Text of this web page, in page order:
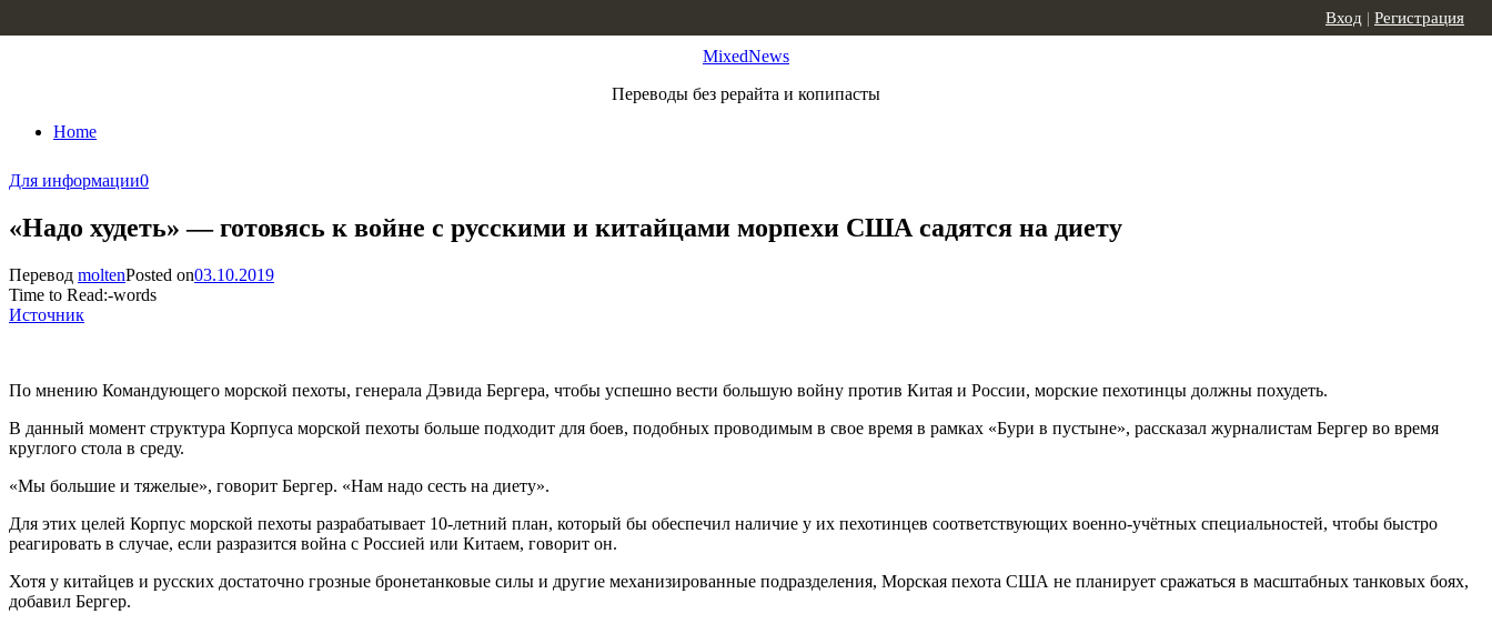
MixedNews
Переводы без рерайта и копипасты
Home
Вход | Регистрация
Для информации0
«Надо худеть» — готовясь к войне с русскими и китайцами морпехи США садятся на диету
Перевод moltenPosted on03.10.2019
Time to Read:-words
Источник
По мнению Командующего морской пехоты, генерала Дэвида Бергера, чтобы успешно вести большую войну против Китая и России, морские пехотинцы должны похудеть.
В данный момент структура Корпуса морской пехоты больше подходит для боев, подобных проводимым в свое время в рамках «Бури в пустыне», рассказал журналистам Бергер во время
круглого стола в среду.
«Мы большие и тяжелые», говорит Бергер. «Нам надо сесть на диету».
Для этих целей Корпус морской пехоты разрабатывает 10-летний план, который бы обеспечил наличие у их пехотинцев соответствующих военно-учётных специальностей, чтобы быстро
реагировать в случае, если разразится война с Россией или Китаем, говорит он.
Хотя у китайцев и русских достаточно грозные бронетанковые силы и другие механизированные подразделения, Морская пехота США не планирует сражаться в масштабных танковых боях,
добавил Бергер.